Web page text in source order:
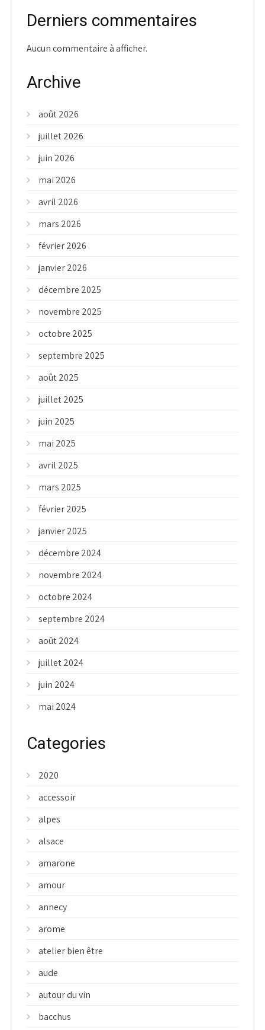
Derniers commentaires
Aucun commentaire à afficher.
Archive
août 2026
juillet 2026
juin 2026
mai 2026
avril 2026
mars 2026
février 2026
janvier 2026
décembre 2025
novembre 2025
octobre 2025
septembre 2025
août 2025
juillet 2025
juin 2025
mai 2025
avril 2025
mars 2025
février 2025
janvier 2025
décembre 2024
novembre 2024
octobre 2024
septembre 2024
août 2024
juillet 2024
juin 2024
mai 2024
Categories
2020
accessoir
alpes
alsace
amarone
amour
annecy
arome
atelier bien être
aude
autour du vin
bacchus